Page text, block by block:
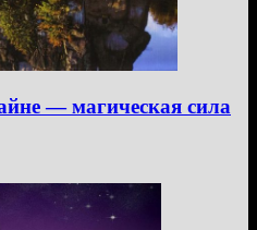
— магическая сила